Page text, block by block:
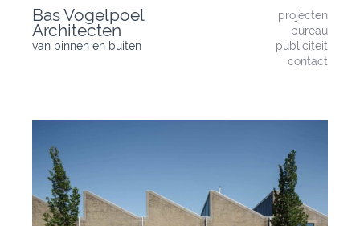
content
Bas Vogelpoel
Architecten
van binnen en buiten
projecten
bureau
publiciteit
contact